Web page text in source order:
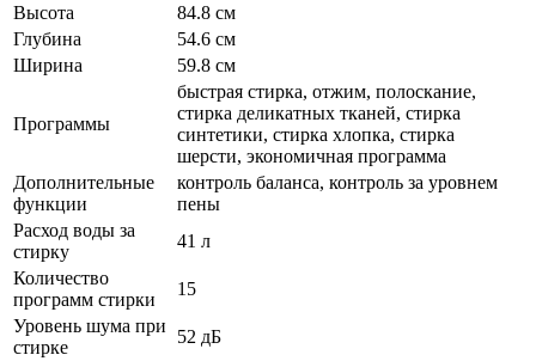
Высота
84.8 см
Глубина
54.6 см
Ширина
59.8 см
Программы
быстрая стирка, отжим, полоскание,
стирка деликатных тканей, стирка
синтетики, стирка хлопка, стирка
шерсти, экономичная программа
Дополнительные
функции
контроль баланса, контроль за уровнем
пены
Расход воды за
стирку
41 л
Количество
программ стирки
15
Уровень шума при
стирке
52 дБ